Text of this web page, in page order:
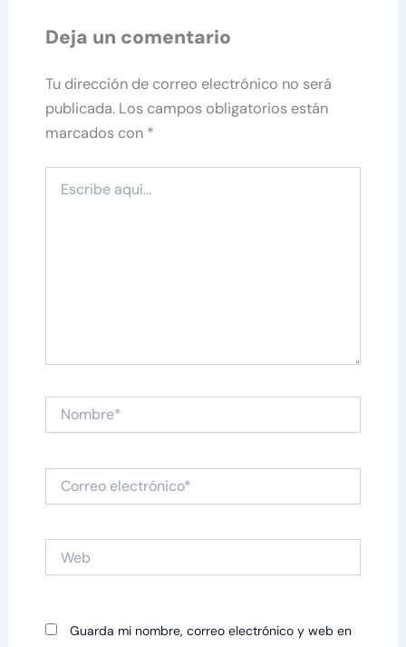
Deja un comentario
Tu dirección de correo electrónico no será
publicada. Los campos obligatorios están
marcados con *
aquí...
Nombre*
Correo
electrónico*
Guarda mi nombre, correo electrónico y web en